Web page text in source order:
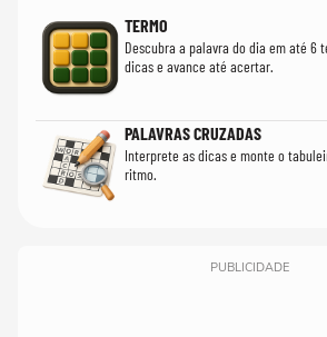
TERMO
Descubra a palavra do dia em até 6
dicas e avance até acertar.
PALAVRAS CRUZADAS
Interprete as dicas e monte o
ritmo.
PUBLICIDADE